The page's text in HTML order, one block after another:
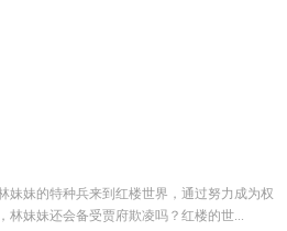
妹妹的特种兵来到红楼世界，通过努力成为权
林妹妹还会备受贾府欺凌吗？红楼的世...